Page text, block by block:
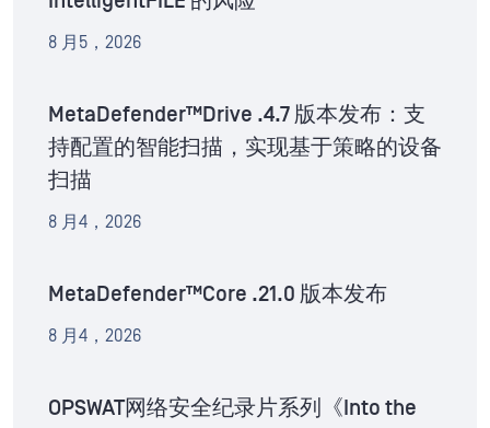
8 月5，2026
MetaDefender™Drive .4.7 版本发布：支
持配置的智能扫描，实现基于策略的设备
扫描
8 月4，2026
MetaDefender™Core .21.0 版本发布
8 月4，2026
OPSWAT网络安全纪录片系列《Into the